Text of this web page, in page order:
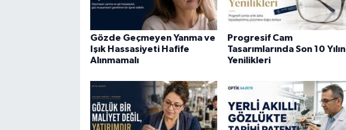
Gözde Geçmeyen Yanma ve
Işık Hassasiyeti Hafife
Alınmamalı
Progresif Cam
Tasarımlarında Son 10 Yılın
Yenilikleri